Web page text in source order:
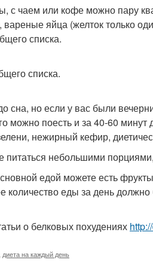
с чаем или кофе можно пару
вареные яйца (желток только
списка.
списка.
сна, но если у вас были
можно поесть и за 40-60 минут
нежирный кефир,
питаться небольшими
едой можете есть
количество еды за день
о белковых похудениях
диета на каждый день